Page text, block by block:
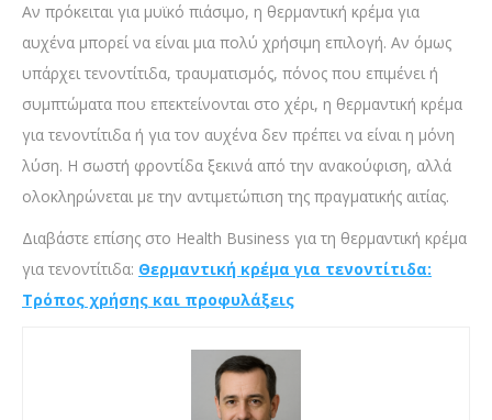
Αν πρόκειται για μυϊκό πιάσιμο, η θερμαντική κρέμα για
αυχένα μπορεί να είναι μια πολύ χρήσιμη επιλογή. Αν όμως
υπάρχει τενοντίτιδα, τραυματισμός, πόνος που επιμένει ή
συμπτώματα που επεκτείνονται στο χέρι, η θερμαντική κρέμα
για τενοντίτιδα ή για τον αυχένα δεν πρέπει να είναι η μόνη
λύση. Η σωστή φροντίδα ξεκινά από την ανακούφιση, αλλά
ολοκληρώνεται με την αντιμετώπιση της πραγματικής αιτίας.
Διαβάστε επίσης στο Health Business για τη θερμαντική κρέμα
για τενοντίτιδα: Θερμαντική κρέμα για τενοντίτιδα:
Τρόπος χρήσης και προφυλάξεις